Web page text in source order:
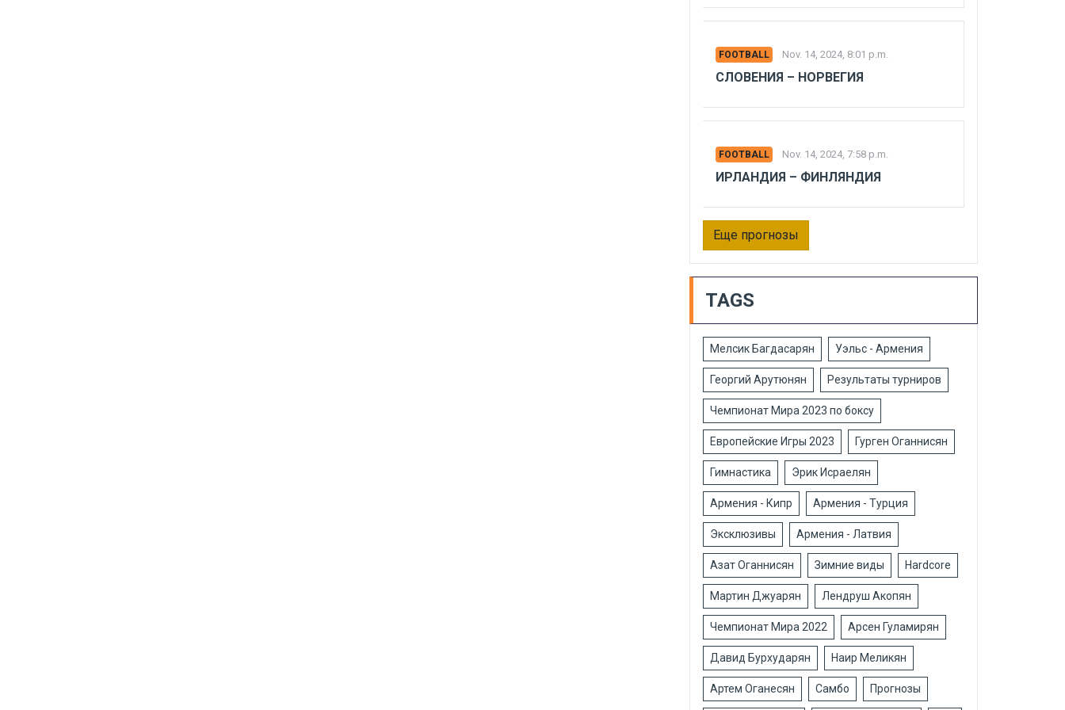
FOOTBALL Nov. 14, 2024, 8:01 p.m.
СЛОВЕНИЯ – НОРВЕГИЯ
FOOTBALL Nov. 14, 2024, 7:58 p.m.
ИРЛАНДИЯ – ФИНЛЯНДИЯ
Еще прогнозы
TAGS
Мелсик Багдасарян Уэльс - Армения
Георгий Арутюнян Результаты турниров
Чемпионат Мира 2023 по боксу
Европейские Игры 2023 Гурген Оганнисян
Гимнастика Эрик Исраелян
Армения - Кипр Армения - Турция
Эксклюзивы Армения - Латвия
Азат Оганнисян Зимние виды Hardcore
Мартин Джуарян Лендруш Акопян
Чемпионат Мира 2022 Арсен Гуламирян
Давид Бурхударян Наир Меликян
Артем Оганесян Самбо Прогнозы